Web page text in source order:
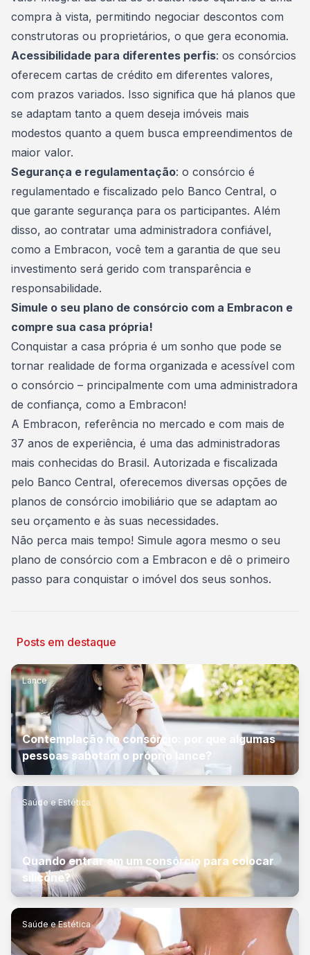
compra à vista, permitindo negociar descontos com
construtoras ou proprietários, o que gera economia.
Acessibilidade para diferentes perfis: os consórcios
oferecem cartas de crédito em diferentes valores,
com prazos variados. Isso significa que há planos que
se adaptam tanto a quem deseja imóveis mais
modestos quanto a quem busca empreendimentos de
maior valor.
Segurança e regulamentação: o consórcio é
regulamentado e fiscalizado pelo Banco Central, o
que garante segurança para os participantes. Além
disso, ao contratar uma administradora confiável,
como a Embracon, você tem a garantia de que seu
investimento será gerido com transparência e
responsabilidade.
Simule o seu plano de consórcio com a Embracon e
compre sua casa própria!
Conquistar a casa própria é um sonho que pode se
tornar realidade de forma organizada e acessível com
o consórcio – principalmente com uma administradora
de confiança, como a Embracon!
A Embracon, referência no mercado e com mais de
37 anos de experiência, é uma das administradoras
mais conhecidas do Brasil. Autorizada e fiscalizada
pelo Banco Central, oferecemos diversas opções de
planos de consórcio imobiliário que se adaptam ao
seu orçamento e às suas necessidades.
Não perca mais tempo! Simule agora mesmo o seu
plano de consórcio com a Embracon e dê o primeiro
passo para conquistar o imóvel dos seus sonhos.
Posts em destaque
Lance
Contemplação no consórcio: por que algumas
pessoas sabotam o próprio lance?
Saúde e Estética
Quando entrar em um consórcio para colocar
silicone?
Saúde e Estética